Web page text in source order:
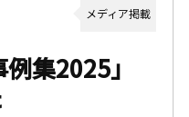
メディア掲載
集2025」